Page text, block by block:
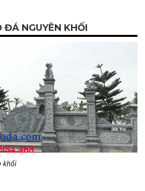
ĐÁ NGUYÊN KHỐI
khối